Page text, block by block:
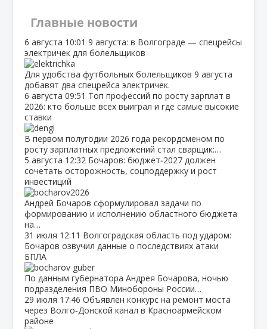
Главные новости
6 августа 10:01 9 августа: в Волгограде — спецрейсы
электричек для болельщиков
Для удобства футбольных болельщиков 9 августа
добавят два спецрейса электричек.
6 августа 09:51 Топ профессий по росту зарплат в
2026: кто больше всех выиграл и где самые высокие
ставки
В первом полугодии 2026 года рекордсменом по
росту зарплатных предложений стал сварщик:…
5 августа 12:32 Бочаров: бюджет‑2027 должен
сочетать осторожность, соцподдержку и рост
инвестиций
Андрей Бочаров сформулировал задачи по
формированию и исполнению областного бюджета
на…
31 июля 12:11 Волгоградская область под ударом:
Бочаров озвучил данные о последствиях атаки
БПЛА
По данным губернатора Андрея Бочарова, ночью
подразделения ПВО Минобороны России…
29 июля 17:46 Объявлен конкурс на ремонт моста
через Волго‑Донской канал в Красноармейском
районе